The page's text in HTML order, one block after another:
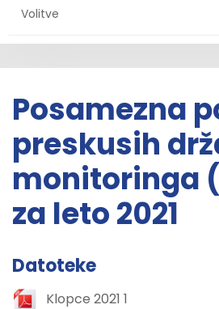
Volitve
Posamezna
preskusih
monitoringa
za leto 2021
Datoteke
Klopce 2021 1